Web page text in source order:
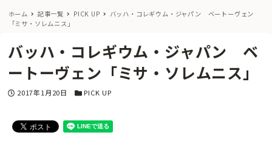
ホーム 記事一覧 PICK UP
バッハ・コレギウム・ジャパン ベートーヴェン
「ミサ・ソレムニス」
バッハ・コレギウム・ジャパン ベ
ートーヴェン「ミサ・ソレムニス」
投稿日
2017年1月20日 カテゴリー
PICK UP